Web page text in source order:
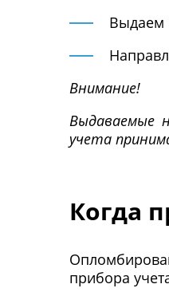
Выдаем
Внимание!
Выдаваемые
учета
Когда
прибора